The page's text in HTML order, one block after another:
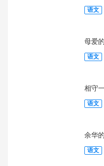
语文
母爱
语文
相守
语文
余华
语文